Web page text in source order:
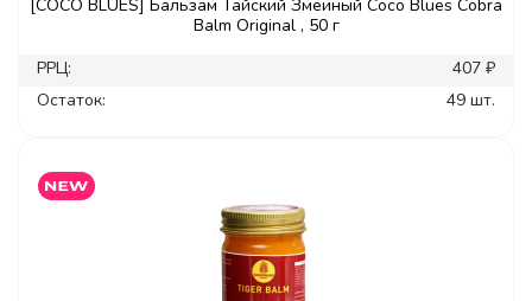
[COCO BLUES] Бальзам Тайский Змеиный Coco Blues Cobra
Balm Original , 50 г
РРЦ:
407 ₽
Остаток:
49 шт.